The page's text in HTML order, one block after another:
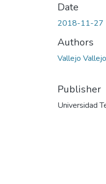
Date
2018-11-27
Authors
Vallejo
Publisher
Universidad